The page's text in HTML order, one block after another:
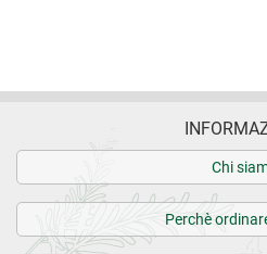
Chi
Perchè